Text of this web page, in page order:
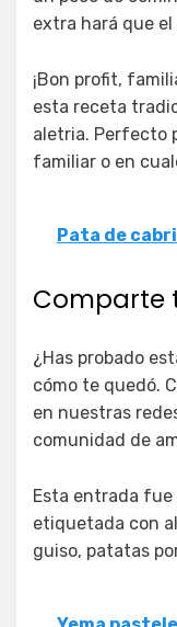
extra hará que el
¡Bon profit,
esta receta
aletria. Perfecto
familiar o en
Pata de
Comparte
¿Has probado
cómo te quedó.
en nuestras
comunidad de
Esta entrada
etiquetada con
guiso, patatas